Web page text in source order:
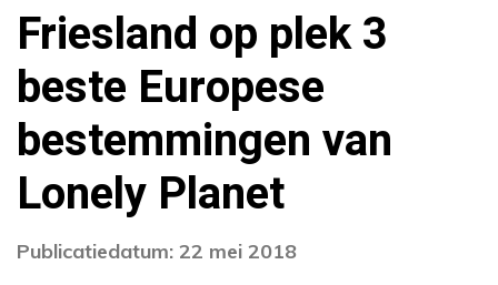
Friesland op plek 3
beste Europese
bestemmingen van
Lonely Planet
Publicatiedatum: 22 mei 2018